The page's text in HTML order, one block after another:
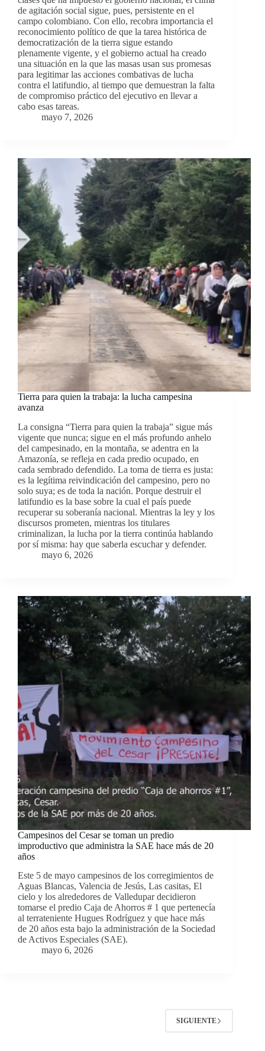
de agitación social sigue, pues, persistente en el
campo colombiano. Con ello, recobra importancia el
reconocimiento político de que la tarea histórica de
democratización de la tierra sigue estando
plenamente vigente, y el gobierno actual ha creado
una situación en la que las masas usan sus promesas
para legitimar las acciones combativas de lucha
contra el latifundio, al tiempo que demuestran la falta
de compromiso práctico del ejecutivo en llevar a
cabo esas tareas.
mayo 7, 2026
Tierra para quien la trabaja: la lucha campesina
avanza
La consigna “Tierra para quien la trabaja” sigue más
vigente que nunca; sigue en el más profundo anhelo
del campesinado, en la montaña, se adentra en la
Amazonía, se refleja en cada predio ocupado, en
cada sembrado defendido. La toma de tierra es justa:
es la legítima reivindicación del campesino, pero no
solo suya; es de toda la nación. Porque destruir el
latifundio es la base sobre la cual el país puede
recuperar su soberanía nacional. Mientras la ley y los
discursos prometen, mientras los titulares
criminalizan, la lucha por la tierra continúa hablando
por sí misma: hay que saberla escuchar y defender.
mayo 6, 2026
Campesinos del Cesar se toman un predio
improductivo que administra la SAE hace más de 20
años
Este 5 de mayo campesinos de los corregimientos de
Aguas Blancas, Valencia de Jesús, Las casitas, El
cielo y los alrededores de Valledupar decidieron
tomarse el predio Caja de Ahorros # 1 que pertenecía
al terrateniente Hugues Rodríguez y que hace más
de 20 años esta bajo la administración de la Sociedad
de Activos Especiales (SAE).
mayo 6, 2026
SIGUIENTE